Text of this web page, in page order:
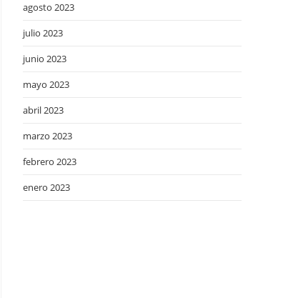
agosto 2023
julio 2023
junio 2023
mayo 2023
abril 2023
marzo 2023
febrero 2023
enero 2023